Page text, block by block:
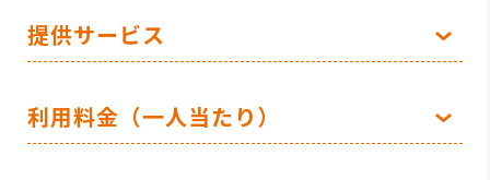
提供サービス
利用料金（一人当たり）